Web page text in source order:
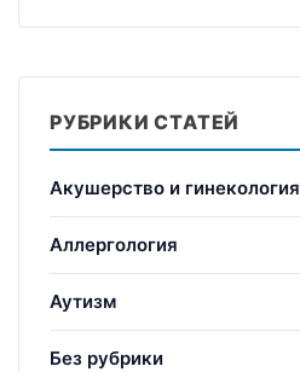
РУБРИКИ СТАТЕЙ
Акушерство и гинекология
Аллергология
Аутизм
Без рубрики